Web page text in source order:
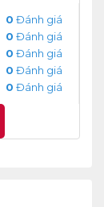
0 Đánh giá
0 Đánh giá
0 Đánh giá
0 Đánh giá
0 Đánh giá